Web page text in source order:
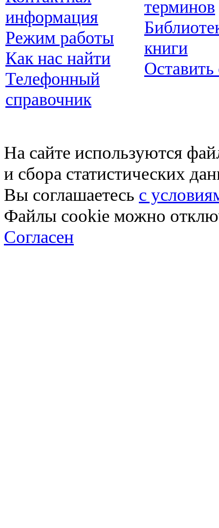
информация
Режим работы
Как нас найти
Телефонный
справочник
терминов
книги
Оставить
На сайте используются
и сбора статистических
Вы соглашаетесь с
Файлы cookie можно
Согласен